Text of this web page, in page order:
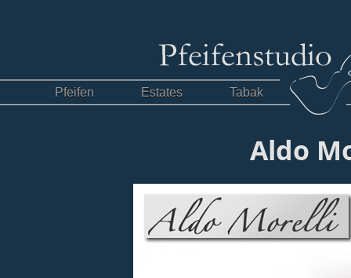
Pfeifen Estates Tabak
Aldo